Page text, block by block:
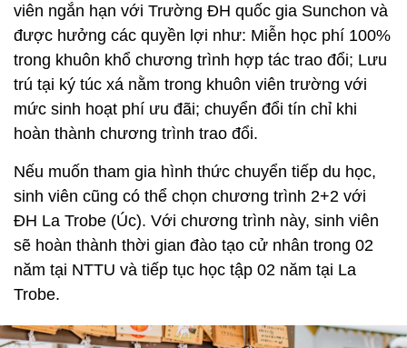
viên ngắn hạn với Trường ĐH quốc gia Sunchon và
được hưởng các quyền lợi như: Miễn học phí 100%
trong khuôn khổ chương trình hợp tác trao đổi; Lưu
trú tại ký túc xá nằm trong khuôn viên trường với
mức sinh hoạt phí ưu đãi; chuyển đổi tín chỉ khi
hoàn thành chương trình trao đổi.
Nếu muốn tham gia hình thức chuyển tiếp du học,
sinh viên cũng có thể chọn chương trình 2+2 với
ĐH La Trobe (Úc). Với chương trình này, sinh viên
sẽ hoàn thành thời gian đào tạo cử nhân trong 02
năm tại NTTU và tiếp tục học tập 02 năm tại La
Trobe.